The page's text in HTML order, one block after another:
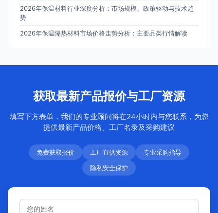
2026年保温材料行业深度分析：市场规模、政策驱动与技术趋
势
2026年保温隔热材料市场价格走势分析：主要品类行情解读
获取最新产品报价与工厂资源
填写下方表单，我们的专业顾问将在24小时内与您联系，为您
提供最新产品价格、工厂名录及采购建议
免费获取报价 工厂直供资源
专业采购指导
隐私安全保护